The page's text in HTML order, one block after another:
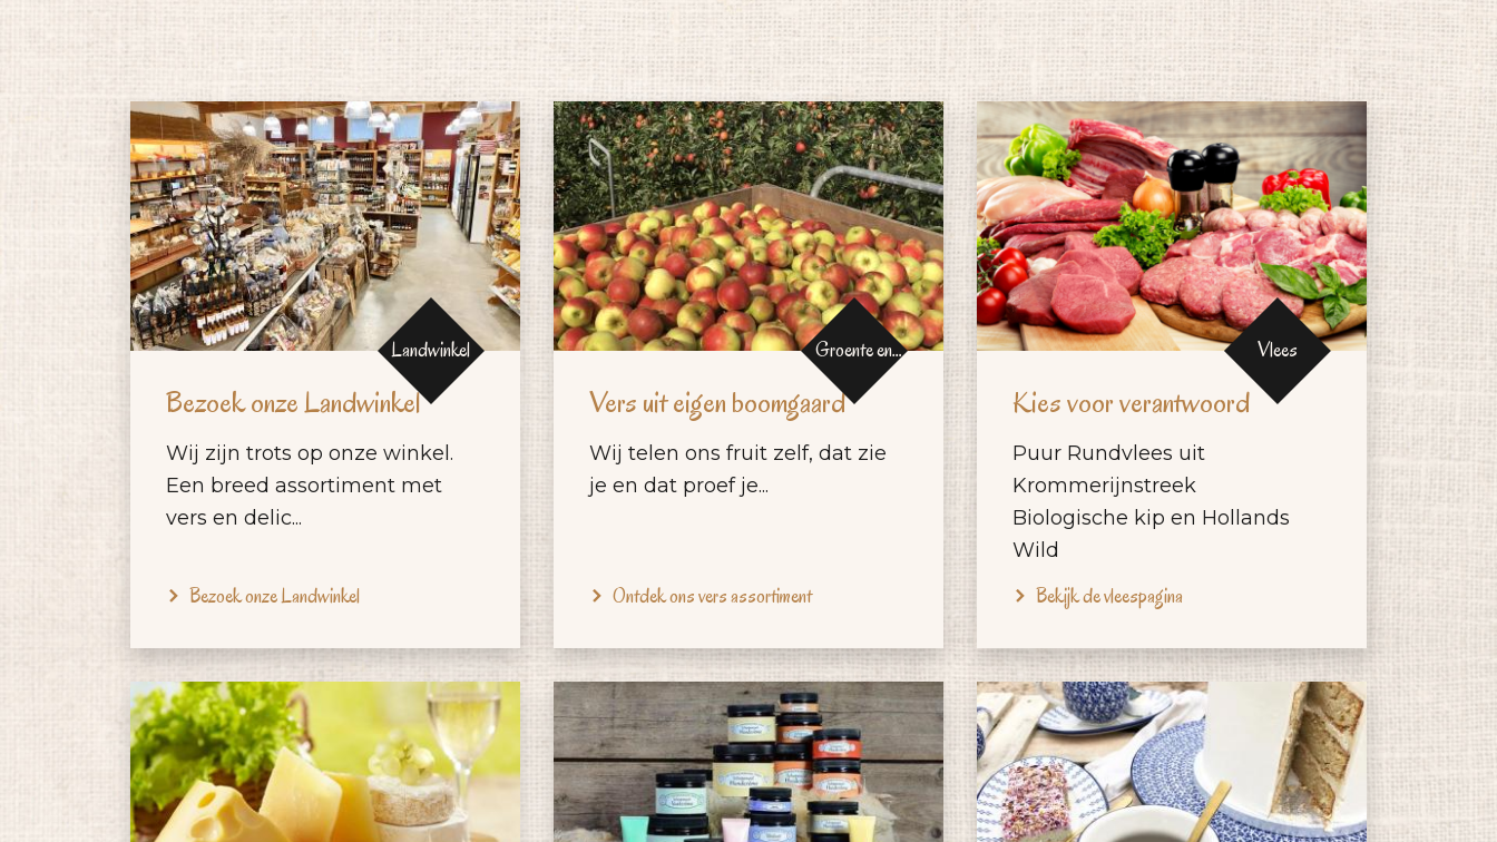
Landwinkel
Bezoek onze Landwinkel
Wij zijn trots op onze winkel.
Een breed assortiment met
vers en delic...
Bezoek onze Landwinkel
Groente en
fruit
Vers uit eigen boomgaard
Wij telen ons fruit zelf, dat zie
je en dat proef je...
Ontdek ons vers assortiment
Vlees
Kies voor verantwoord
Puur Rundvlees uit
Krommerijnstreek
Biologische kip en Hollands
Wild
Bekijk de vleespagina